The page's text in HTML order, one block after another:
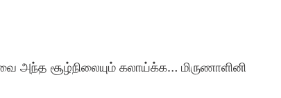
அந்த சூழ்நிலையும் கலாய்க்க… மிருணாளினி